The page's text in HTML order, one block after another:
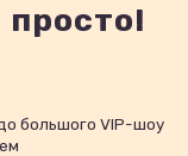
большого VIP-шоу